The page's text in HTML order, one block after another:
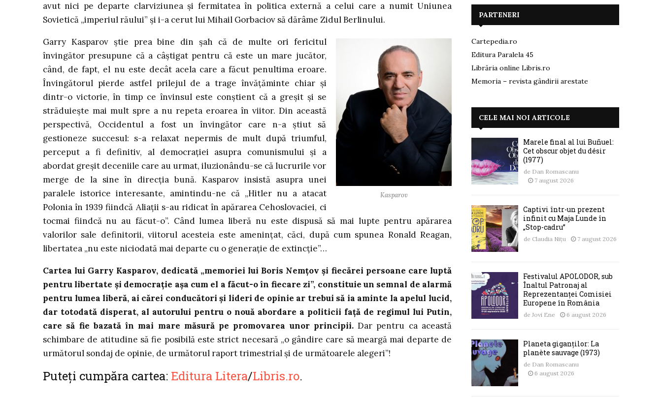
avut nici pe departe clarviziunea și fermitatea în politica externă a celui care a numit Uniunea
Sovietică „imperiul răului” și i-a cerut lui Mihail Gorbaciov să dărâme Zidul Berlinului.
Kasparov
Garry Kasparov știe prea bine din șah că de multe ori fericitul
învingător presupune că a câștigat pentru că este un mare jucător,
când, de fapt, el nu este decât acela care a făcut penultima eroare.
Învingătorul pierde astfel prilejul de a trage învățăminte chiar și
dintr-o victorie, în timp ce învinsul este conștient că a greșit și se
străduiește mai mult spre a nu repeta eroarea în viitor. Din această
perspectivă, Occidentul a fost un învingător care n-a știut să
gestioneze succesul: s-a relaxat nepermis de mult după triumful,
perceput a fi definitiv, al democrației asupra comunismului și a
abordat greșit deceniile care au urmat, iluzionându-se că lucrurile vor
merge de la sine în direcția bună. Kasparov insistă asupra unei
paralele istorice interesante, amintindu-ne că „Hitler nu a atacat
Polonia în 1939 fiindcă Aliații s-au ridicat în apărarea Cehoslovaciei, ci
tocmai fiindcă nu au făcut-o”. Când lumea liberă nu este dispusă să mai lupte pentru apărarea
valorilor sale definitorii, viitorul acesteia este amenințat, căci, după cum spunea Ronald Reagan,
libertatea „nu este niciodată mai departe cu o generație de extincție”…
Cartea lui Garry Kasparov, dedicată „memoriei lui Boris Nemțov și fiecărei persoane care luptă
pentru libertate și democrație așa cum el a făcut-o în fiecare zi”, constituie un semnal de alarmă
pentru lumea liberă, ai cărei conducători și lideri de opinie ar trebui să ia aminte la apelul lucid,
dar totodată disperat, al autorului pentru o nouă abordare a politicii față de regimul lui Putin,
care să fie bazată în mai mare măsură pe promovarea unor principii.Dar pentru ca această
schimbare de atitudine să fie posibilă este strict necesară „o gândire care să meargă mai departe de
următorul sondaj de opinie, de următorul raport trimestrial și de următoarele alegeri”!
Puteți cumpăra cartea: Editura Litera/Libris.ro.
PARTENERI
Cartepedia.ro
Editura Paralela 45
Librăria online Libris.ro
Memoria – revista gândirii arestate
CELE MAI NOI ARTICOLE
Marele final al lui Buñuel:
Cet obscur objet du désir
(1977)
de Dan Romascanu
7 august 2026
Captivi într-un prezent
infinit cu Maja Lunde în
„Stop-cadru”
de Claudia Nițu 7 august 2026
Festivalul APOLODOR, sub
Înaltul Patronaj al
Reprezentanței Comisiei
Europene în România
de Jovi Ene 6 august 2026
Planeta giganților: La
planète sauvage (1973)
de Dan Romascanu
6 august 2026